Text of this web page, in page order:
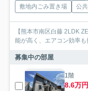
敷地内ごみ置き場
公
【熊本市南区白藤 2LDK
能が高く、エアコン効率
募集中の部屋
1階
8.6万円